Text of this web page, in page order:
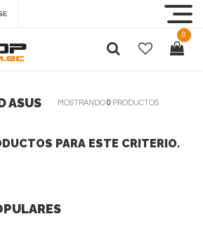
0
ASUS MOSTRANDO0 PRODUCTOS
PARA ESTE CRITERIO.